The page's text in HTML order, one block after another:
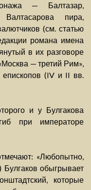
— Балтазар,
пира,
(см. статью
романа имена
в их разговоре
— третий Рим»,
епископов (IV и II вв.
и у Булгакова
при императоре
«Любопытно,
) Булгаков обыгрывает
которые